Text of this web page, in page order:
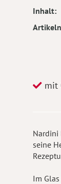
Inhalt
mit
Nardini
seine
Im